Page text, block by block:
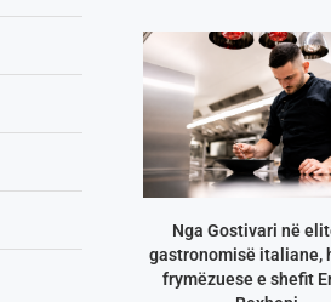
Nga Gostivari në
gastronomisë italiane,
frymëzuese e shefit